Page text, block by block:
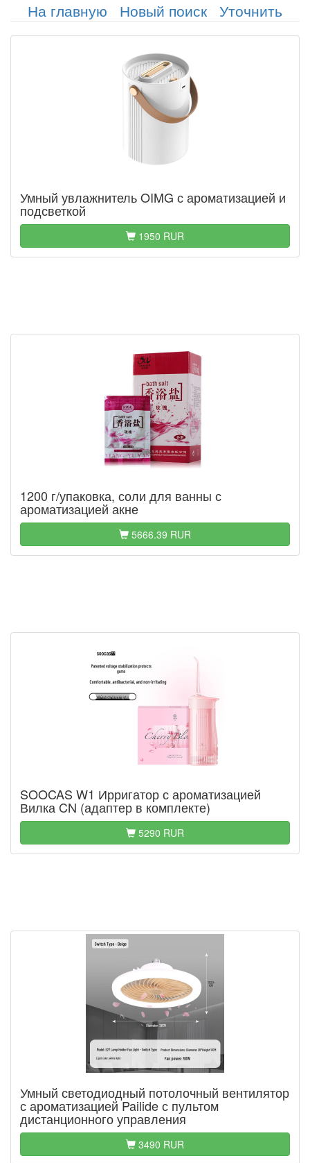
На главную Новый поиск Уточнить
Умный увлажнитель OIMG с ароматизацией и
подсветкой
1950 RUR
1200 г/упаковка, соли для ванны с
ароматизацией акне
5666.39 RUR
SOOCAS W1 Ирригатор с ароматизацией
Вилка CN (адаптер в комплекте)
5290 RUR
Умный светодиодный потолочный вентилятор
с ароматизацией Pailide с пультом
дистанционного управления
3490 RUR